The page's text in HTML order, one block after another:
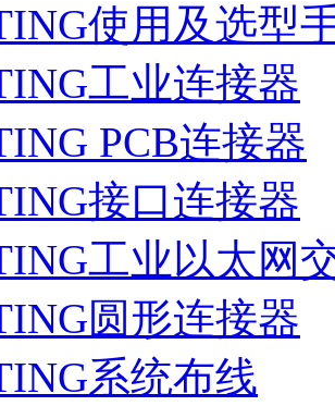
使用及选型
工业连接器
PCB连接器
接口连接器
工业以太网
圆形连接器
系统布线